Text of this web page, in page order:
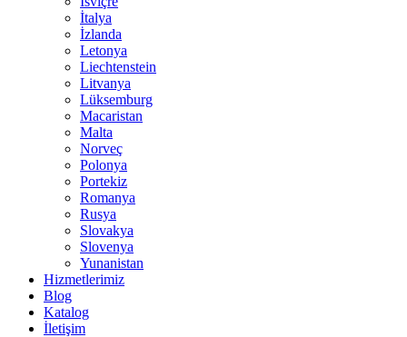
İtalya
İzlanda
Letonya
Liechtenstein
Litvanya
Lüksemburg
Macaristan
Malta
Norveç
Polonya
Portekiz
Romanya
Rusya
Slovakya
Slovenya
Yunanistan
Hizmetlerimiz
Blog
Katalog
İletişim